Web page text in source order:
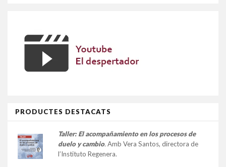
PRODUCTES DESTACATS
Taller: El acompañamiento en los procesos de
duelo y cambio. Amb Vera Santos, directora de
l’Instituto Regenera.